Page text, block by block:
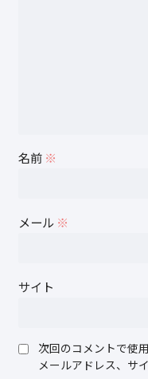
名前 ※
メール ※
サイト
次回のコメントで使
メールアドレス、サ